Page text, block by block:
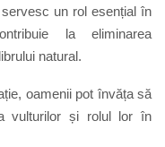
un rol esențial în
la eliminarea
natural.
oamenii pot învăța să
vulturilor și rolul lor în